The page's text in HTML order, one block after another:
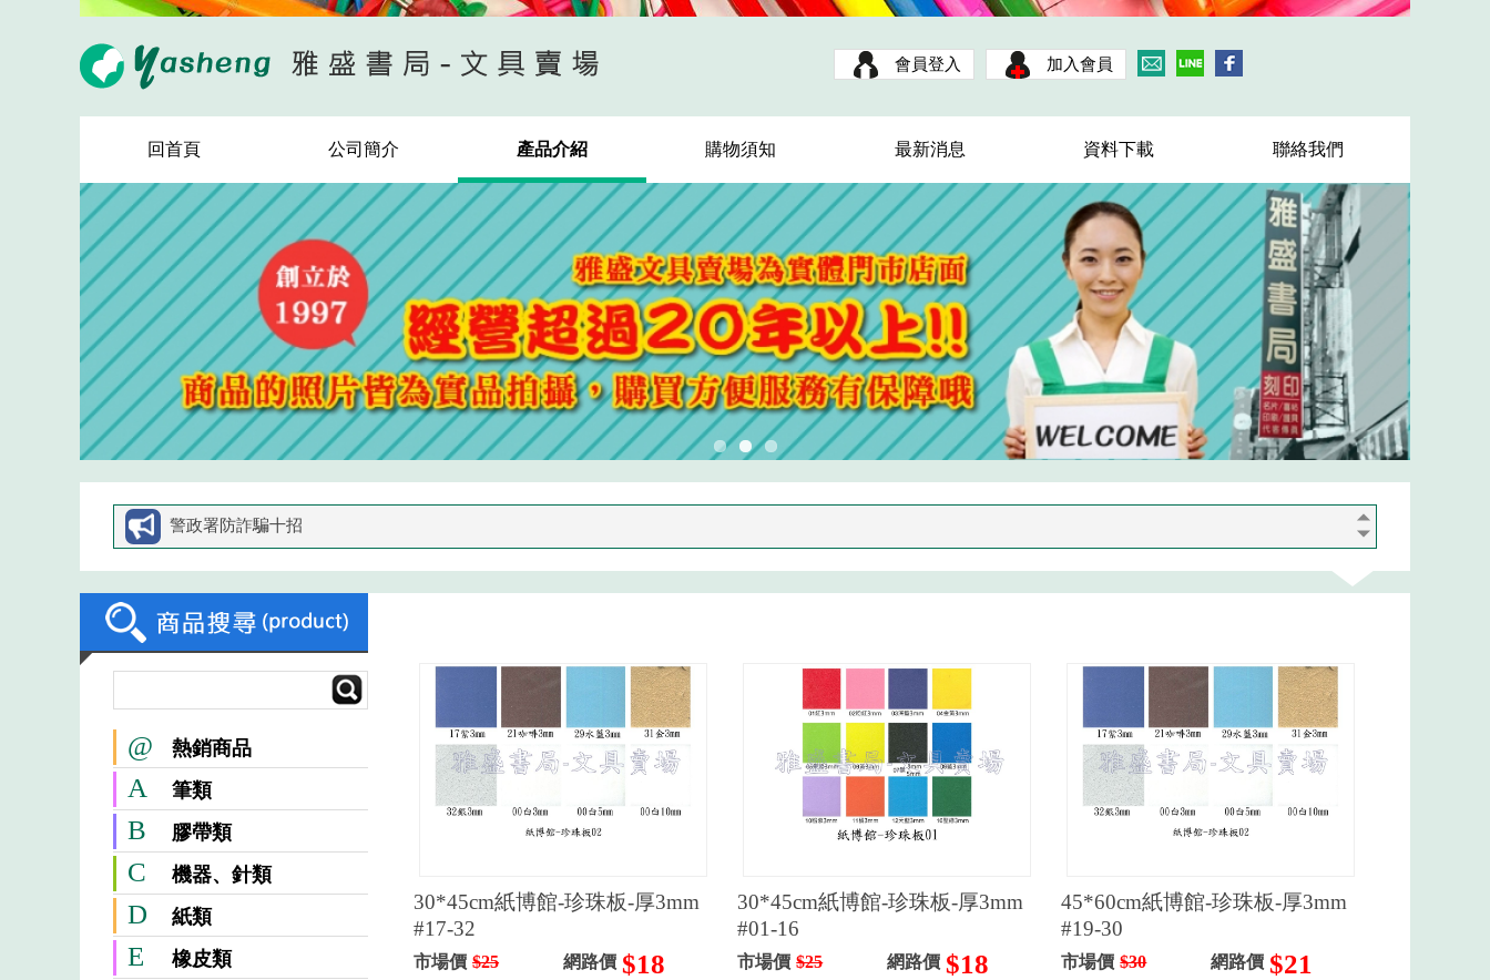
會員登入 加入會員
回首頁 公司簡介 產品介紹 購物須知 最新消息 資料下載 聯絡我們
警政署防詐騙十招
警政署防詐騙十招
@ 熱銷商品
A 筆類
B 膠帶類
C 機器、針類
D 紙類
E 橡皮類
30*45cm紙博館-珍珠板-厚3mm
#17-32
市場價 $25 網路價 $18
30*45cm紙博館-珍珠板-厚3mm
#01-16
市場價 $25 網路價 $18
45*60cm紙博館-珍珠板-厚3mm
#19-30
市場價 $30 網路價 $21